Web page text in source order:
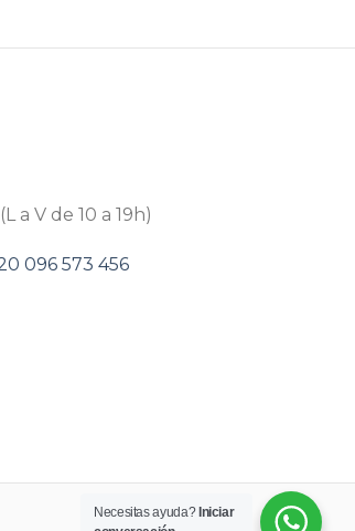
a V de 10 a 19h)
096 573 456
Necesitas ayuda? Iniciar